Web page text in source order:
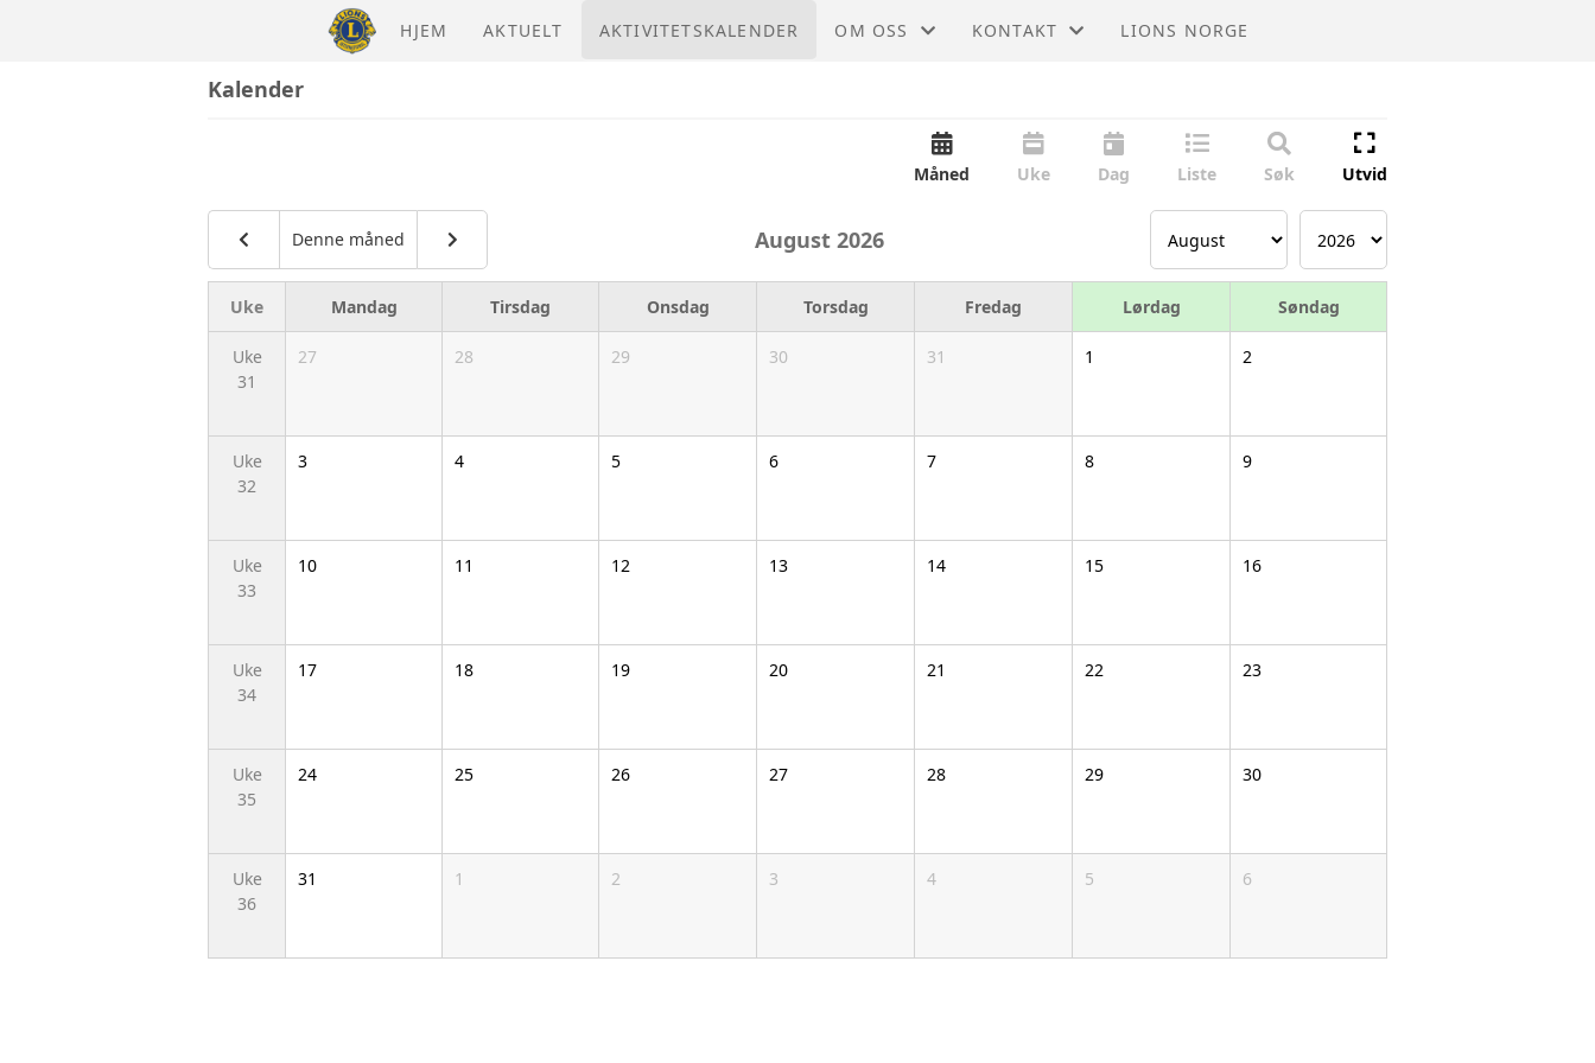
HJEM AKTUELT AKTIVITETSKALENDER OM OSS KONTAKT
STYRET
LIONS NORGE
Kalender
Måned Uke Dag Liste Søk Utvid
Denne måned August 2026
Uke Mandag Tirsdag Onsdag Torsdag Fredag Lørdag Søndag
Uke
31
27 28 29 30 31 1 2
Uke
32
3 4 5 6 7 8 9
Uke
33
10 11 12 13 14 15 16
Uke
34
17 18 19 20 21 22 23
Uke
35
24 25 26 27 28 29 30
Uke
36
31 1 2 3 4 5 6